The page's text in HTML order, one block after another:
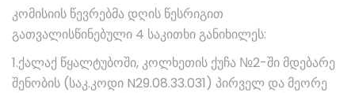
კომისიის წევრებმა დღის წესრიგით
გათვალისწინებული 4 საკითხი განიხილეს:
1.ქალაქ წყალტუბოში, კოლხეთის ქუჩა №2-ში მდებარე
შენობის (საკ.კოდი N29.08.33.031) პირველ და მეორე